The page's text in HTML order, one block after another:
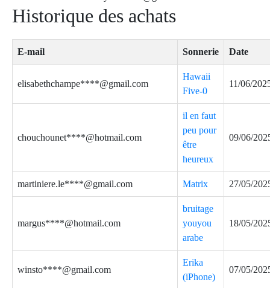
Historique des achats
E-mail Sonnerie Date
elisabethchampe****@gmail.com
Hawaii
Five-0
11/06/
chouchounet****@hotmail.com
il en faut
peu pour
être
heureux
09/06/
martiniere.le****@gmail.com Matrix 27/05/
margus****@hotmail.com
bruitage
youyou
arabe
18/05/
winsto****@gmail.com
Erika
(iPhone)
07/05/